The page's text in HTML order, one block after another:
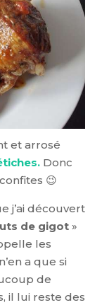
et arrosé
Donc
😉
j’ai découvert
de gigot»
les
a que si
de
il lui reste des